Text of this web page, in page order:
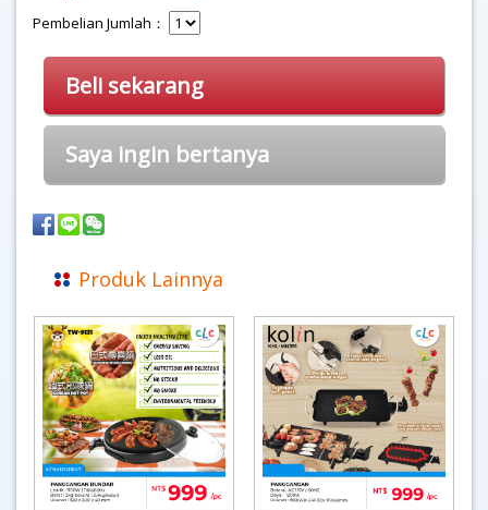
Pembelian Jumlah：
Beli sekarang
Saya ingin bertanya
Produk Lainnya